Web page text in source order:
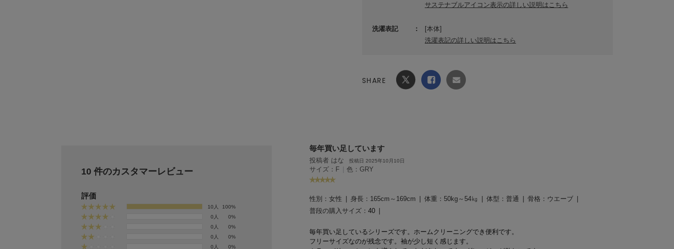
サステナブルアイコン表示の詳しい説明はこちら
洗濯表記
[本体]
洗濯表記の詳しい説明はこちら
SHARE
10 件のカスタマーレビュー
評価
10人
100%
0人
0%
0人
0%
0人
0%
0人
0%
毎年買い足しています
投稿者 はな 投稿日 2025年10月10日
サイズ：F | 色：GRY
性別： 女性 身長： 165cm～169cm 体重： 50kg～54㎏ 体型： 普通 骨格： ウエーブ
普段の購入サイズ： 40
毎年買い足しているシリーズです。 ホームクリーニングでき便利です。
フリーサイズなのが残念です。 袖が少し短く感じます。